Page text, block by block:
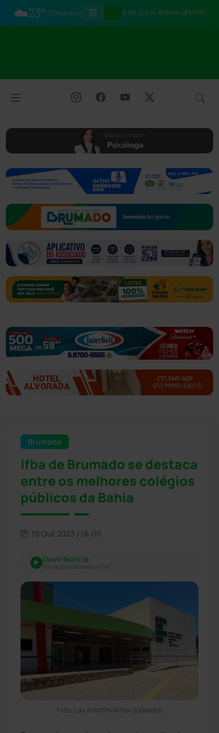
☁️23° Columbus 26° 92% 8km/h 31°/19°
Brumado
Ifba de Brumado se destaca
entre os melhores colégios
públicos da Bahia
19 Out 2023 / 16:00
Ouvir Notícia
Narração automática (IA)
Foto: Lay Amorim/Achei Sudoeste